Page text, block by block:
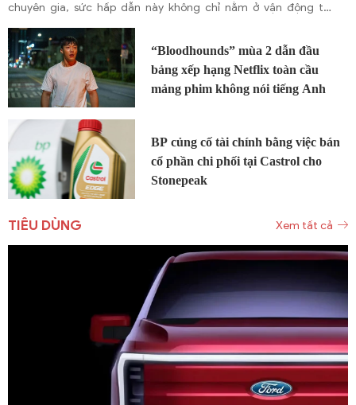
chuyên gia, sức hấp dẫn này không chỉ nằm ở vận động thể
“Bloodhounds” mùa 2 dẫn đầu
bảng xếp hạng Netflix toàn cầu
mảng phim không nói tiếng Anh
BP củng cố tài chính bằng việc bán
cổ phần chi phối tại Castrol cho
Stonepeak
TIÊU DÙNG Xem tất cả